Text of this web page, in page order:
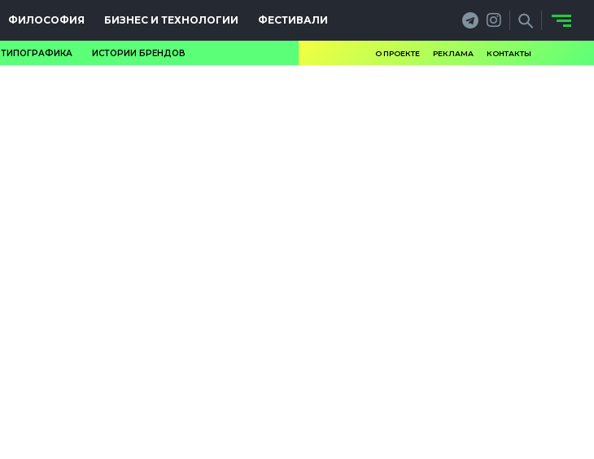
ФИЛОСОФИЯ БИЗНЕС И ТЕХНОЛОГИИ ФЕСТИВАЛИ
ТИПОГРАФИКА ИСТОРИИ БРЕНДОВ О ПРОЕКТЕ РЕКЛАМА КОНТАКТЫ